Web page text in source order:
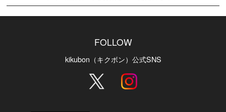
FOLLOW
kikubon（キクボン）公式SNS